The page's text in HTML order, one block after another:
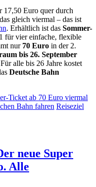
17,50 Euro quer durch
gleich viermal – das ist
. Erhältlich ist das Sommer-
für vier einfache, flexible
nur 70 Euro in der 2.
bis 26. September
alle bis 26 Jahre kostet
Deutsche Bahn
Ticket ab 70 Euro viermal
Bahn fahren Reiseziel
neue Super
Alle